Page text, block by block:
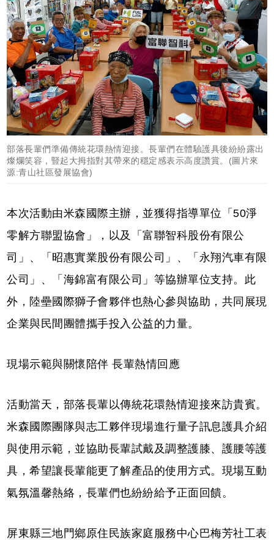
部落長輩們準備傳統花環熱情迎接。長輩們在體驗護具後紛紛露出
燦爛笑容，豎起大拇指對其帶來的穩定感表示高度讚賞。(圖片來
源:青山社區發展協會)
本次活動由米森國際主辦，並獲得指導單位「50淨
零解方聯盟協會」，以及「富聯智科股份有限公
司」、「昭惠實業股份有限公司」、「永翔汽車有限
公司」、「海錦富有限公司」等協辦單位支持。此
外，陸壘國際獅子會夥伴也熱心參與協助，共同展現
企業與民間團體攜手投入公益的力量。
現場示範與關懷陪伴 長輩熱情回應
活動當天，部落長輩以傳統花環熱情迎接來訪貴賓。
米森國際團隊與志工夥伴現場進行量子訊息護具介紹
與使用示範，並協助長輩試戴及調整護膝、護腰等護
具，希望讓長輩能更了解產品的使用方式。現場互動
氣氛溫馨熱絡，長輩們也紛紛給予正面回饋。
屏東縣三地門鄉原住民族家庭服務中心巴梅芳社工表